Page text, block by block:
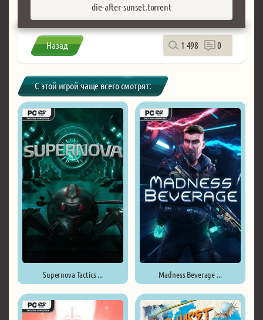
die-after-sunset.torrent
Назад 1 498 0
С этой игрой чаще всего смотрят:
Supernova Tactics ... Madness Beverage ...